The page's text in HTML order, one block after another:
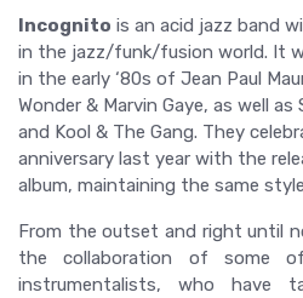
Incognito is an acid jazz band
in the jazz/funk/fusion world. It
in the early ‘80s of Jean Paul
Wonder & Marvin Gaye, as well
and Kool & The Gang. They
anniversary last year with the
album, maintaining the same
From the outset and right until
the collaboration of some
instrumentalists, who have